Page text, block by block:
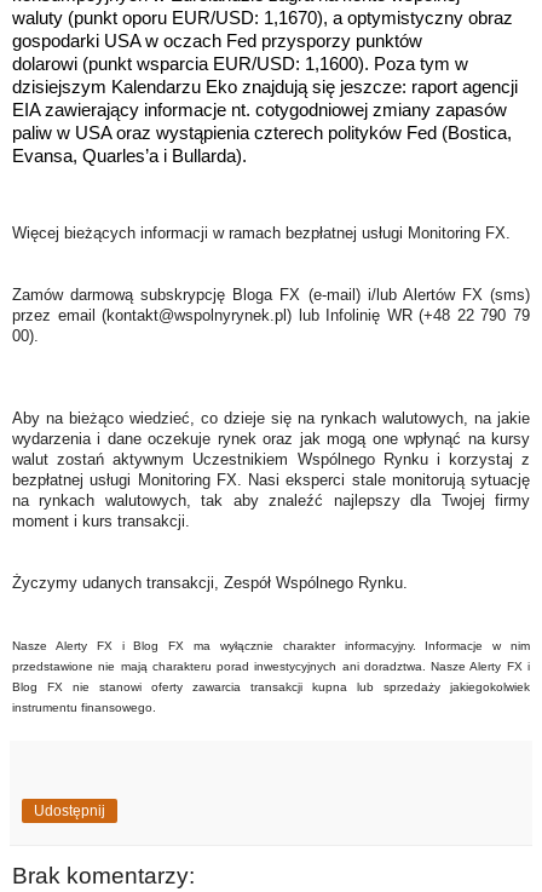
waluty (punkt oporu EUR/USD: 1,1670), a optymistyczny obraz
gospodarki USA w oczach Fed przysporzy punktów
dolarowi (punkt wsparcia EUR/USD: 1,1600). Poza tym w
dzisiejszym Kalendarzu Eko znajdują się jeszcze: raport agencji
EIA zawierający informacje nt. cotygodniowej zmiany zapasów
paliw w USA oraz wystąpienia czterech polityków Fed (Bostica,
Evansa, Quarles’a i Bullarda).
Więcej bieżących informacji w ramach bezpłatnej usługi Monitoring FX.
Zamów darmową subskrypcję Bloga FX (e-mail) i/lub Alertów FX (sms)
przez email (kontakt@wspolnyrynek.pl) lub Infolinię WR (+48 22 790 79
00).
Aby na bieżąco wiedzieć, co dzieje się na rynkach walutowych, na jakie
wydarzenia i dane oczekuje rynek oraz jak mogą one wpłynąć na kursy
walut zostań aktywnym Uczestnikiem Wspólnego Rynku i korzystaj z
bezpłatnej usługi Monitoring FX. Nasi eksperci stale monitorują sytuację
na rynkach walutowych, tak aby znaleźć najlepszy dla Twojej firmy
moment i kurs transakcji.
Życzymy udanych transakcji, Zespół Wspólnego Rynku.
Nasze Alerty FX i Blog FX ma wyłącznie charakter informacyjny. Informacje w nim
przedstawione nie mają charakteru porad inwestycyjnych ani doradztwa. Nasze Alerty FX i
Blog FX nie stanowi oferty zawarcia transakcji kupna lub sprzedaży jakiegokolwiek
instrumentu finansowego.
Udostępnij
Brak komentarzy: